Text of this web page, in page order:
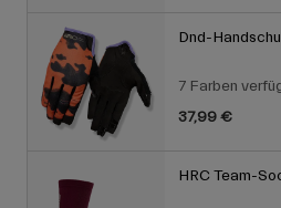
Dnd-
7 Farben
37,99 €
HRC Team-